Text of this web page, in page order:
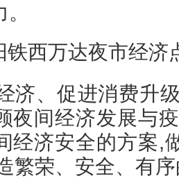
济、促进消费升
夜间经济发展与
经济安全的方案,
繁荣、安全、有